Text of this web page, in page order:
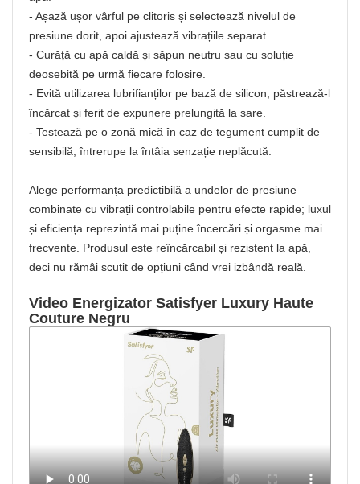
- Așază ușor vârful pe clitoris și selectează nivelul de
presiune dorit, apoi ajustează vibrațiile separat.
- Curăță cu apă caldă și săpun neutru sau cu soluție
deosebită pe urmă fiecare folosire.
- Evită utilizarea lubrifianților pe bază de silicon; păstrează-l
încărcat și ferit de expunere prelungită la sare.
- Testează pe o zonă mică în caz de tegument cumplit de
sensibilă; întrerupe la întâia senzație neplăcută.
Alege performanța predictibilă a undelor de presiune
combinate cu vibrații controlabile pentru efecte rapide; luxul
și eficiența reprezintă mai puține încercări și orgasme mai
frecvente. Produsul este reîncărcabil și rezistent la apă,
deci nu rămâi scutit de opțiuni când vrei izbândă reală.
Video Energizator Satisfyer Luxury Haute
Couture Negru